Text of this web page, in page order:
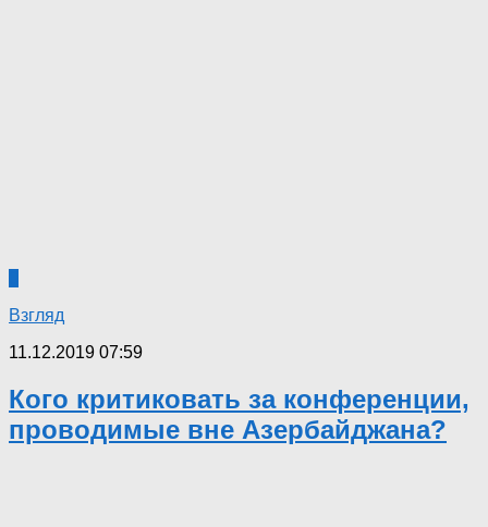
Взгляд
11.12.2019 07:59
Кого критиковать за конференции,
проводимые вне Азербайджана?